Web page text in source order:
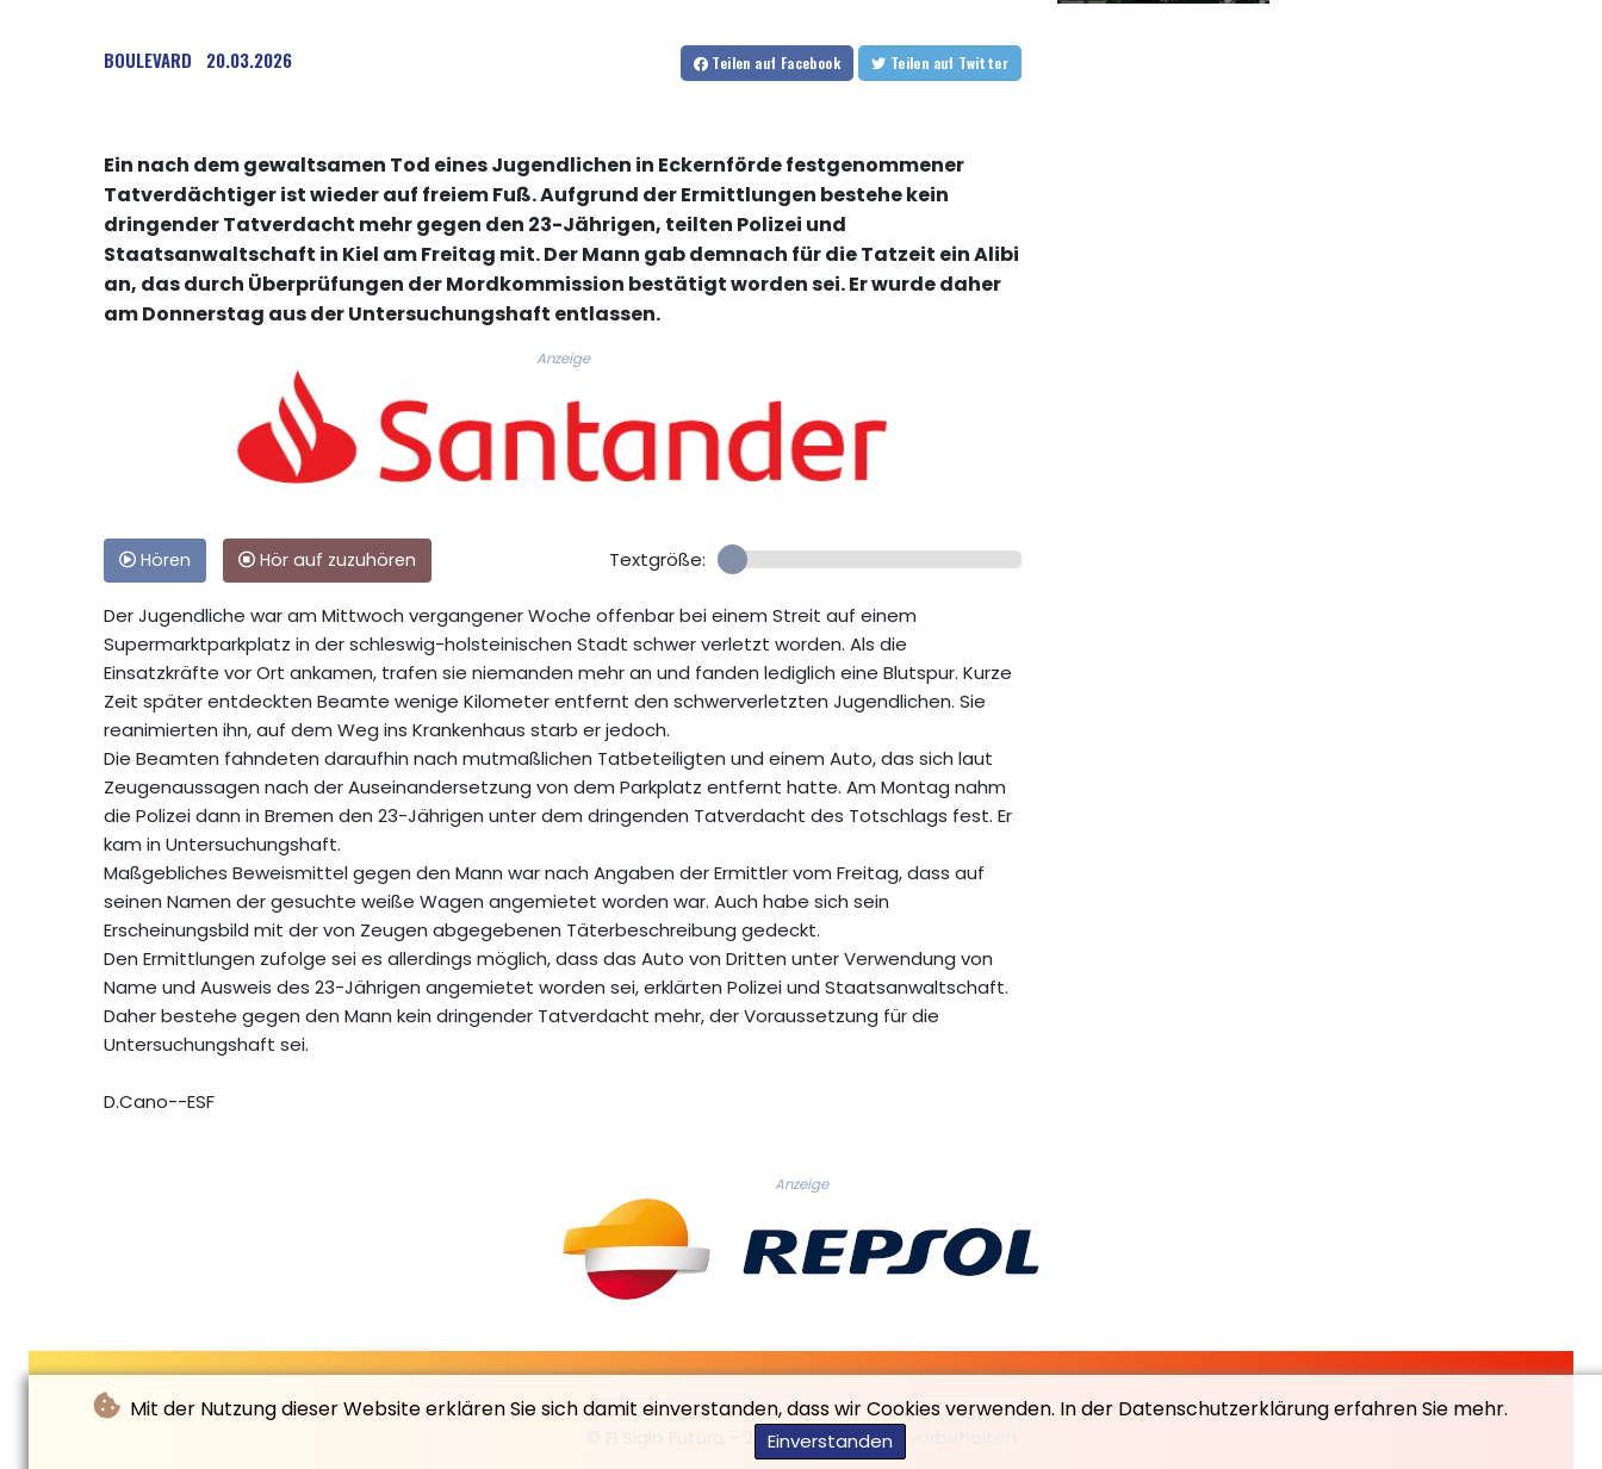
Mit der Nutzung dieser Website erklären Sie sich damit einverstanden, dass wir Cookies verwenden. In der Datenschutzerklärung erfahren Sie mehr.
Einverstanden
BOULEVARD 20.03.2026 Teilen auf Facebook Teilen auf Twitter
Ein nach dem gewaltsamen Tod eines Jugendlichen in Eckernförde festgenommener
Tatverdächtiger ist wieder auf freiem Fuß. Aufgrund der Ermittlungen bestehe kein
dringender Tatverdacht mehr gegen den 23-Jährigen, teilten Polizei und
Staatsanwaltschaft in Kiel am Freitag mit. Der Mann gab demnach für die Tatzeit ein Alibi
an, das durch Überprüfungen der Mordkommission bestätigt worden sei. Er wurde daher
am Donnerstag aus der Untersuchungshaft entlassen.
Anzeige
Hören Hör auf zuzuhören Textgröße:
Der Jugendliche war am Mittwoch vergangener Woche offenbar bei einem Streit auf einem
Supermarktparkplatz in der schleswig-holsteinischen Stadt schwer verletzt worden. Als die
Einsatzkräfte vor Ort ankamen, trafen sie niemanden mehr an und fanden lediglich eine Blutspur. Kurze
Zeit später entdeckten Beamte wenige Kilometer entfernt den schwerverletzten Jugendlichen. Sie
reanimierten ihn, auf dem Weg ins Krankenhaus starb er jedoch.
Die Beamten fahndeten daraufhin nach mutmaßlichen Tatbeteiligten und einem Auto, das sich laut
Zeugenaussagen nach der Auseinandersetzung von dem Parkplatz entfernt hatte. Am Montag nahm
die Polizei dann in Bremen den 23-Jährigen unter dem dringenden Tatverdacht des Totschlags fest. Er
kam in Untersuchungshaft.
Maßgebliches Beweismittel gegen den Mann war nach Angaben der Ermittler vom Freitag, dass auf
seinen Namen der gesuchte weiße Wagen angemietet worden war. Auch habe sich sein
Erscheinungsbild mit der von Zeugen abgegebenen Täterbeschreibung gedeckt.
Den Ermittlungen zufolge sei es allerdings möglich, dass das Auto von Dritten unter Verwendung von
Name und Ausweis des 23-Jährigen angemietet worden sei, erklärten Polizei und Staatsanwaltschaft.
Daher bestehe gegen den Mann kein dringender Tatverdacht mehr, der Voraussetzung für die
Untersuchungshaft sei.
D.Cano--ESF
Anzeige
© El Siglo Futuro - 2026 - Alle Rechte vorbehalten